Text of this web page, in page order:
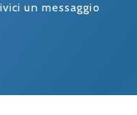
un messaggio